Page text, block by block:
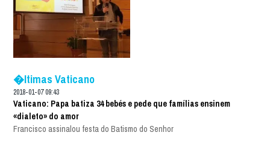
�ltimas Vaticano
2018-01-07 09:43
Vaticano: Papa batiza 34 bebés e pede que famílias ensinem
«dialeto» do amor
Francisco assinalou festa do Batismo do Senhor